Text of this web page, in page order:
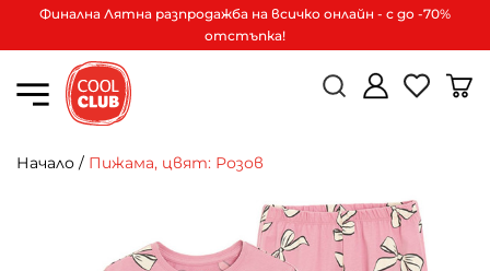
Финална Лятна разпродажба на всичко онлайн - с до -70%
отстъпка!
Начало / Пижама, цвят: Розов